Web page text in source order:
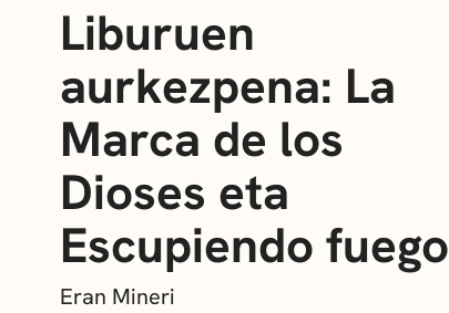
Liburuen
aurkezpena: La
Marca de los
Dioses eta
Escupiendo fuego
Eran Mineri